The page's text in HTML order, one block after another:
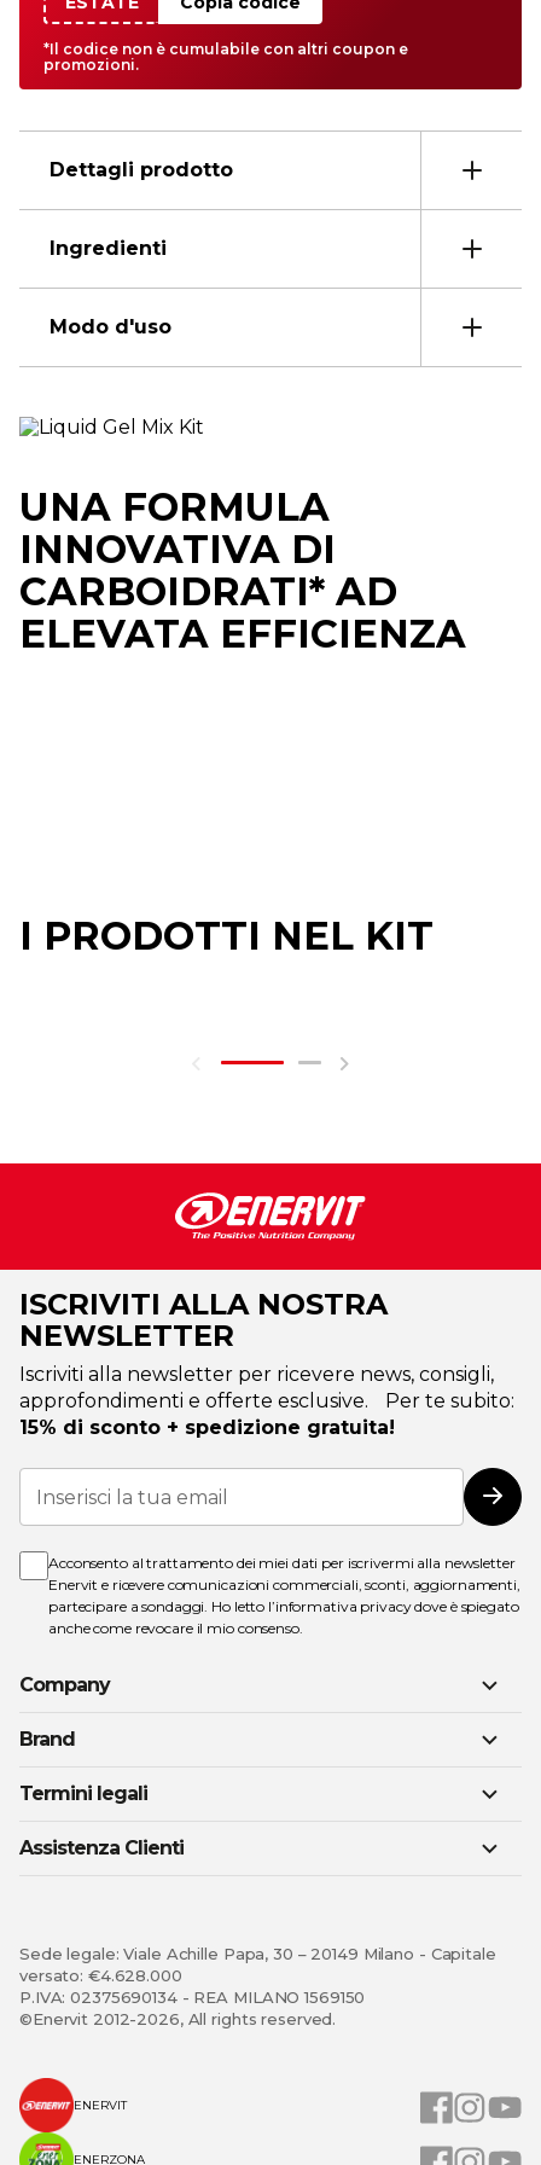
*Il codice non è cumulabile con altri coupon e
promozioni.
Dettagli prodotto
Ingredienti
Modo d'uso
UNA FORMULA
INNOVATIVA DI
CARBOIDRATI* AD
ELEVATA EFFICIENZA
I PRODOTTI NEL KIT
ISCRIVITI ALLA NOSTRA
NEWSLETTER
Iscriviti alla newsletter per ricevere news, consigli,
approfondimenti e offerte esclusive. Per te subito:
15% di sconto + spedizione gratuita!
Iscriviti
alla
nostra
Acconsento al trattamento dei miei dati per iscrivermi alla newsletter
Enervit e ricevere comunicazioni commerciali, sconti, aggiornamenti,
partecipare a sondaggi. Ho letto l’informativa privacydove è spiegato
anche come revocare il mio consenso.
Company
Brand
Termini legali
Assistenza Clienti
Sede legale: Viale Achille Papa, 30 – 20149 Milano - Capitale
versato: €4.628.000
P.IVA: 02375690134 - REA MILANO 1569150
©Enervit 2012-2026, All rights reserved.
ENERVIT
ENERZONA